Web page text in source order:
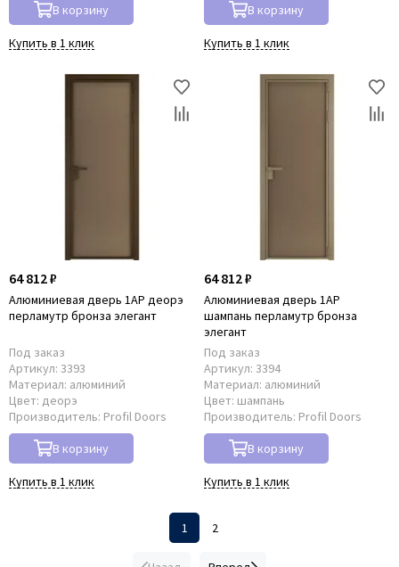
В корзину
Купить в 1 клик
В корзину
Купить в 1 клик
64 812 ₽
Алюминиевая дверь 1AP деорэ
перламутр бронза элегант
Под заказ
Артикул: 3393
Материал: алюминий
Цвет: деорэ
Производитель: Profil Doors
В корзину
Купить в 1 клик
64 812 ₽
Алюминиевая дверь 1AP
шампань перламутр бронза
элегант
Под заказ
Артикул: 3394
Материал: алюминий
Цвет: шампань
Производитель: Profil Doors
В корзину
Купить в 1 клик
1 2